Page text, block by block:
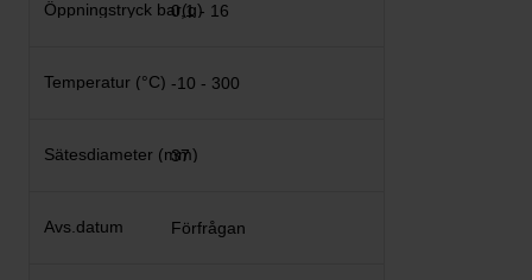
0,1 - 16
-10 - 300
37
Förfrågan